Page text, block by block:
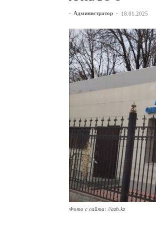
- Администратор - 18.01.2025
Фото с сайта: //azh.kz